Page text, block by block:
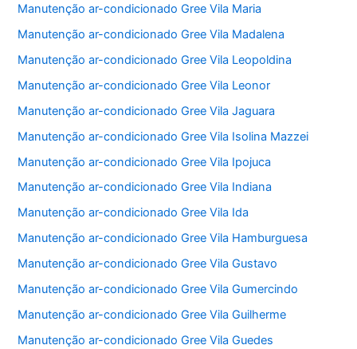
Manutenção ar-condicionado Gree Vila Maria
Manutenção ar-condicionado Gree Vila Madalena
Manutenção ar-condicionado Gree Vila Leopoldina
Manutenção ar-condicionado Gree Vila Leonor
Manutenção ar-condicionado Gree Vila Jaguara
Manutenção ar-condicionado Gree Vila Isolina Mazzei
Manutenção ar-condicionado Gree Vila Ipojuca
Manutenção ar-condicionado Gree Vila Indiana
Manutenção ar-condicionado Gree Vila Ida
Manutenção ar-condicionado Gree Vila Hamburguesa
Manutenção ar-condicionado Gree Vila Gustavo
Manutenção ar-condicionado Gree Vila Gumercindo
Manutenção ar-condicionado Gree Vila Guilherme
Manutenção ar-condicionado Gree Vila Guedes